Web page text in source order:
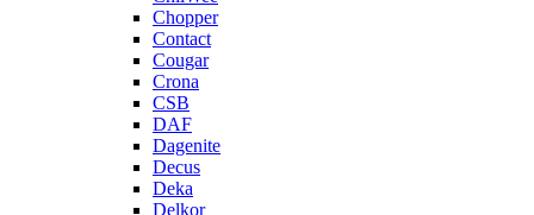
Chopper
Contact
Cougar
Crona
CSB
DAF
Dagenite
Decus
Deka
Delkor